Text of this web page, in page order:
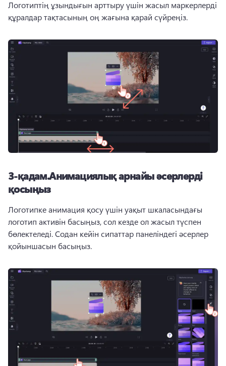
Логотиптің ұзындығын арттыру үшін жасыл маркерлерді
құралдар тақтасының оң жағына қарай сүйреңіз.
3-қадам.Анимациялық арнайы әсерлерді
қосыңыз
Логотипке анимация қосу үшін уақыт шкаласындағы
логотип активін басыңыз, сол кезде ол жасыл түспен
бөлектеледі. Содан кейін сипаттар панеліндегі әсерлер
қойыншасын басыңыз.